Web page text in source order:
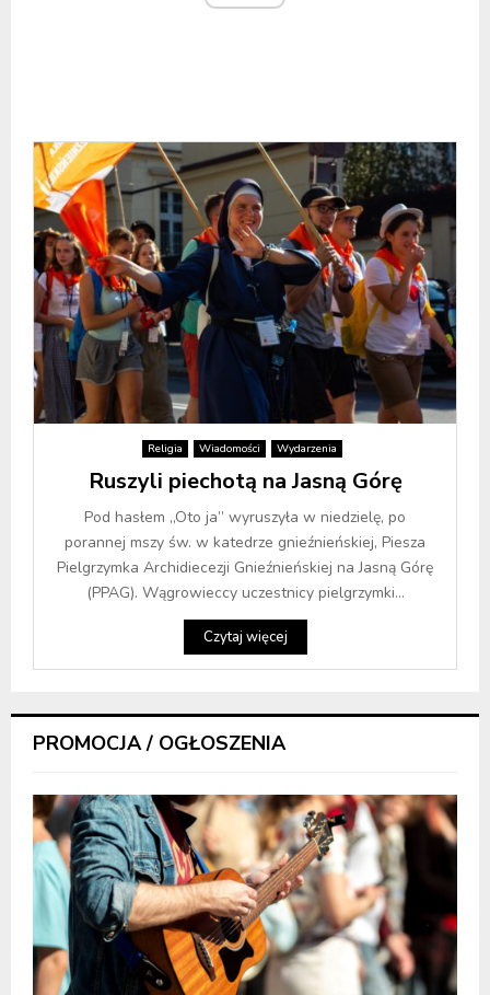
Religia Wiadomości Wydarzenia
Ruszyli piechotą na Jasną Górę
Pod hasłem „Oto ja” wyruszyła w niedzielę, po
porannej mszy św. w katedrze gnieźnieńskiej, Piesza
Pielgrzymka Archidiecezji Gnieźnieńskiej na Jasną Górę
(PPAG). Wągrowieccy uczestnicy pielgrzymki...
Czytaj więcej
PROMOCJA / OGŁOSZENIA